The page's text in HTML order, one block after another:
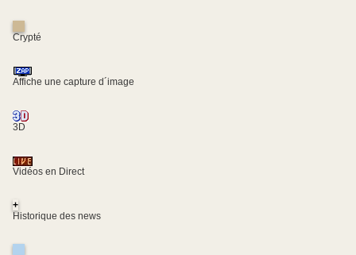
Crypté
Affiche une capture d´image
3D
Vidéos en Direct
+
Historique des news